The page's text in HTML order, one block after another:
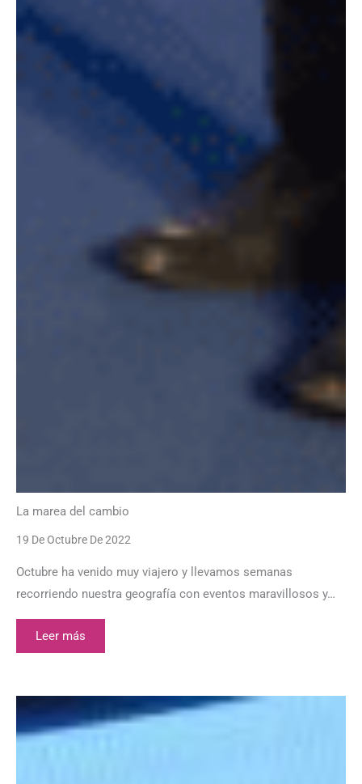
La marea del cambio
19 De Octubre De 2022
Octubre ha venido muy viajero y llevamos semanas
recorriendo nuestra geografía con eventos maravillosos y…
Leer más